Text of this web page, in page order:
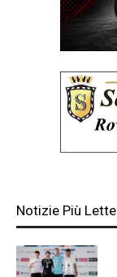
Notizie Più Lette